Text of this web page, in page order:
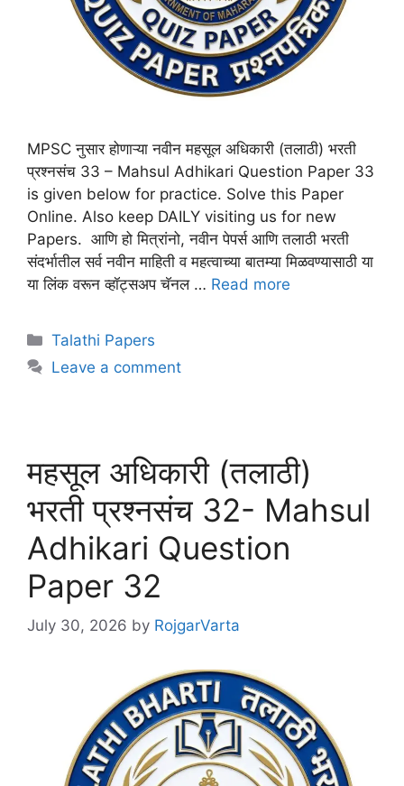
MPSC नुसार होणाऱ्या नवीन महसूल अधिकारी (तलाठी) भरती
प्रश्नसंच 33 – Mahsul Adhikari Question Paper 33
is given below for practice. Solve this Paper
Online. Also keep DAILY visiting us for new
Papers. आणि हो मित्रांनो, नवीन पेपर्स आणि तलाठी भरती
संदर्भातील सर्व नवीन माहिती व महत्वाच्या बातम्या मिळवण्यासाठी या
या लिंक वरून व्हॉट्सअप चॅनल … Read more
Talathi Papers
Leave a comment
महसूल अधिकारी (तलाठी)
भरती प्रश्नसंच 32- Mahsul
Adhikari Question
Paper 32
July 30, 2026 by RojgarVarta